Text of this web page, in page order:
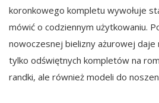
koronkowego kompletu wywołuje
mówić o codziennym użytkowaniu.
nowoczesnej bielizny ażurowej daje
tylko odświętnych kompletów na
randki, ale również modeli do